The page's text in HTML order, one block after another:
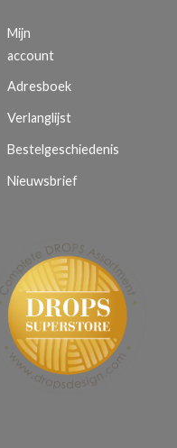
Mijn
account
Adresboek
Verlanglijst
Bestelgeschiedenis
Nieuwsbrief